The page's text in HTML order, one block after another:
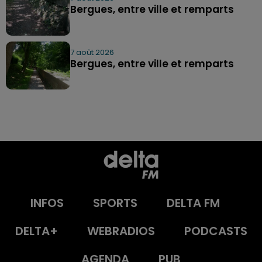
Bergues, entre ville et remparts
7 août 2026
Bergues, entre ville et remparts
INFOS SPORTS
DELTA FM
DELTA+
WEBRADIOS
PODCASTS